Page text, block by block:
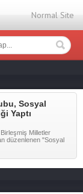
Normal Site
Sosyal
Yaptı
Milletler
düzenlenen "Sosyal